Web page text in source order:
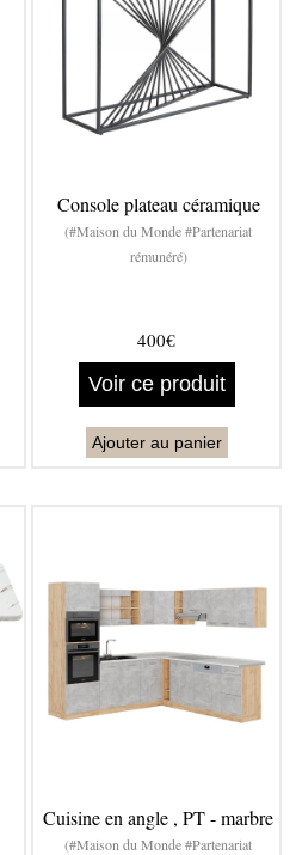
Console plateau céramique
(#Maison du Monde #Partenariat
rémunéré)
400€
Voir ce produit
Ajouter au panier
Cuisine en angle , PT - marbre
(#Maison du Monde #Partenariat